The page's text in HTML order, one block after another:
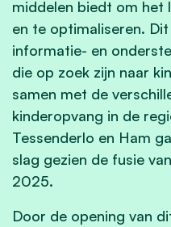
middelen biedt om het
en te optimaliseren.
informatie- en
die op zoek zijn naar
samen met de
kinderopvang in de
Tessenderlo en Ham
slag gezien de fusie
2025.
Door de opening van